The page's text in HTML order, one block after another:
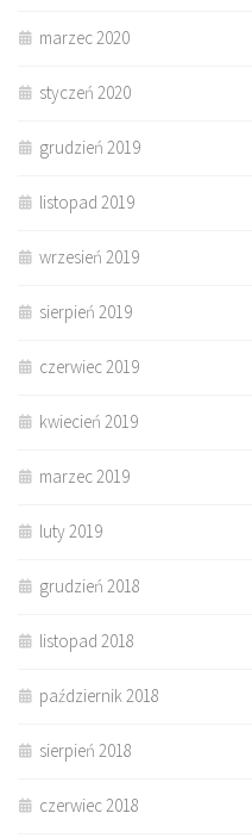
marzec 2020
styczeń 2020
grudzień 2019
listopad 2019
wrzesień 2019
sierpień 2019
czerwiec 2019
kwiecień 2019
marzec 2019
luty 2019
grudzień 2018
listopad 2018
październik 2018
sierpień 2018
czerwiec 2018